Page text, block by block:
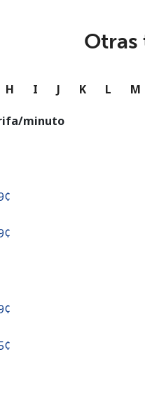
Otras
H I J K L M
minuto